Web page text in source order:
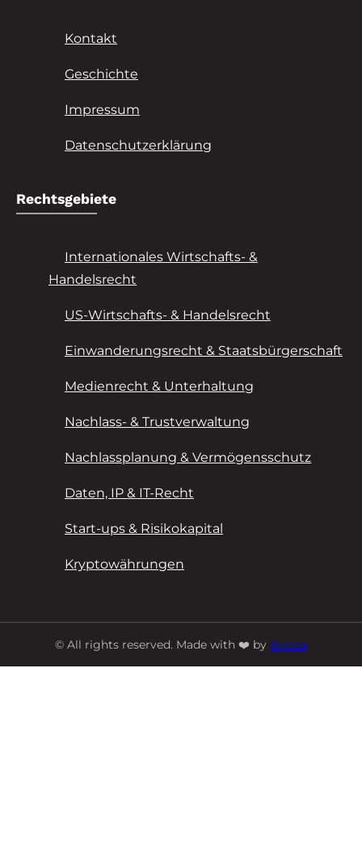
Kontakt
Geschichte
Impressum
Datenschutzerklärung
Rechtsgebiete
Internationales Wirtschafts- &
Handelsrecht
US-Wirtschafts- & Handelsrecht
Einwanderungsrecht & Staatsbürgerschaft
Medienrecht & Unterhaltung
Nachlass- & Trustverwaltung
Nachlassplanung & Vermögensschutz
Daten, IP & IT-Recht
Start-ups & Risikokapital
Kryptowährungen
© All rights reserved. Made with ❤️ by Itweso